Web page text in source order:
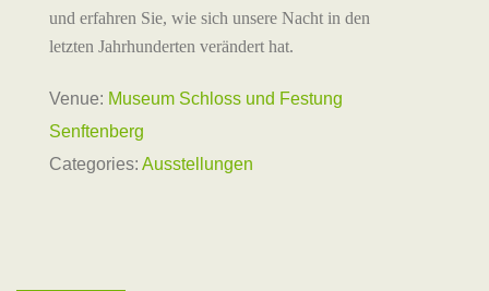
und erfahren Sie, wie sich unsere Nacht in den
letzten Jahrhunderten verändert hat.
Venue: Museum Schloss und Festung
Senftenberg
Categories: Ausstellungen